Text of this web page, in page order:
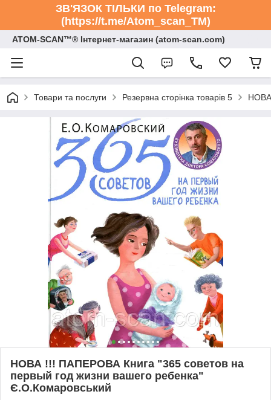
ЗВ'ЯЗОК ТІЛЬКИ по Telegram:
(https://t.me/Atom_scan_TM)
ATOM-SCAN™® Інтернет-магазин (atom-scan.com)
Товари та послуги Резервна сторінка товарів 5 НОВА
НОВА !!! ПАПЕРОВА Книга "365 советов на
первый год жизни вашего ребенка"
Є.О.Комаровський